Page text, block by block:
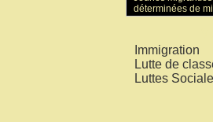
déterminées de
Immigration
Lutte de
Luttes